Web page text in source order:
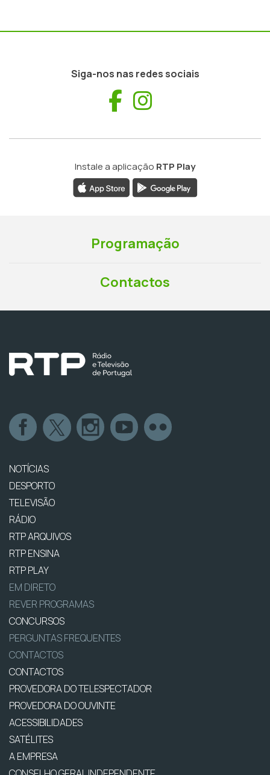
Siga-nos nas redes sociais
Facebook
Instale a aplicação RTP Play
Programação
Contactos
NOTÍCIAS
DESPORTO
TELEVISÃO
RÁDIO
RTP ARQUIVOS
RTP ENSINA
RTP PLAY
EM DIRETO
REVER PROGRAMAS
CONCURSOS
PERGUNTAS FREQUENTES
CONTACTOS
CONTACTOS
PROVEDORA DO TELESPECTADOR
PROVEDORA DO OUVINTE
ACESSIBILIDADES
SATÉLITES
A EMPRESA